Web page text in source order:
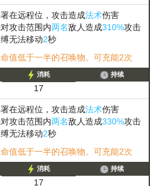
在远程位，攻击造成法术伤害
攻击范围内两名敌人造成310%攻击
无法移动2秒
值低于一半的召唤物。可充能2次
消耗
17
持续
在远程位，攻击造成法术伤害
攻击范围内两名敌人造成330%攻击
无法移动2秒
值低于一半的召唤物。可充能2次
消耗
17
持续